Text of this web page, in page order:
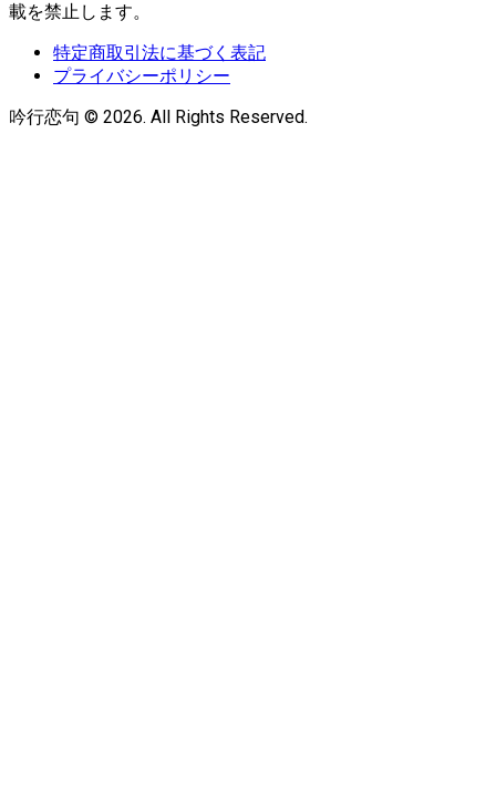
載を禁止します。
特定商取引法に基づく表記
プライバシーポリシー
吟行恋句 © 2026. All Rights Reserved.